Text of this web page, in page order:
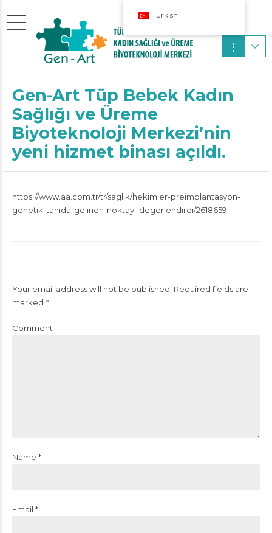
Gen-Art Tüp Bebek Kadın
Sağlığı ve Üreme
Biyoteknoloji Merkezi’nin
yeni hizmet binası açıldı.
https://www.aa.com.tr/tr/saglik/hekimler-preimplantasyon-
genetik-tanida-gelinen-noktayi-degerlendirdi/2618659
Your email address will not be published. Required fields are
marked *
Comment
Name *
Email *
Turkish